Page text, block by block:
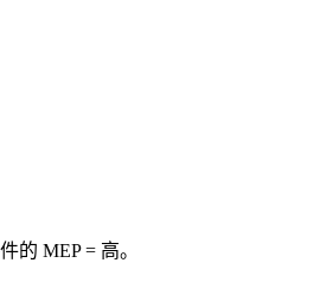
的 MEP = 高。